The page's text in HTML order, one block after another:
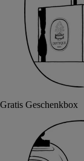
Gratis Geschenkbox